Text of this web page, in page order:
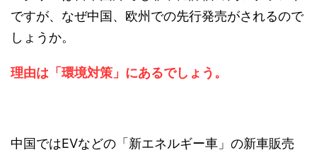
ですが、なぜ中国、欧州での先行発売がされるので
しょうか。
理由は「環境対策」にあるでしょう。
中国ではEVなどの「新エネルギー車」の新車販売